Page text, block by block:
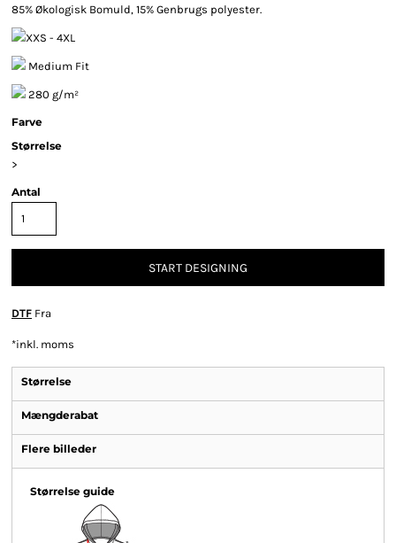
85% Økologisk Bomuld, 15% Genbrugs polyester.
XXS - 4XL
Medium Fit
280 g/m²
Farve
Størrelse
>
Antal
START DESIGNING
DTF Fra
*inkl. moms
Størrelse
Mængderabat
Flere billeder
Størrelse guide